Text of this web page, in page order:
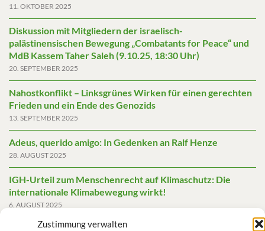
Zustimmung verwalten
11. OKTOBER 2025
Diskussion mit Mitgliedern der israelisch-
palästinensischen Bewegung „Combatants for Peace“ und
MdB Kassem Taher Saleh (9.10.25, 18:30 Uhr)
20. SEPTEMBER 2025
Nahostkonflikt – Linksgrünes Wirken für einen gerechten
Frieden und ein Ende des Genozids
13. SEPTEMBER 2025
Adeus, querido amigo: In Gedenken an Ralf Henze
28. AUGUST 2025
IGH-Urteil zum Menschenrecht auf Klimaschutz: Die
internationale Klimabewegung wirkt!
6. AUGUST 2025